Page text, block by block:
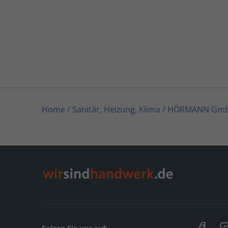
Home / Sanitär, Heizung, Klima / HÖRMANN
Home/ Sanitär, Heizung, Klima / Heizungsbau &